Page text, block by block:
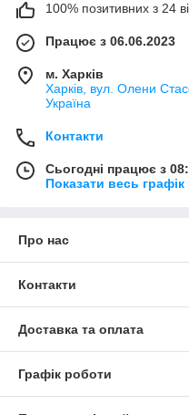
100% позитивних з 24
Працює з 06.06.2023
м. Харків
Харків, вул. Олени
Україна
Контакти
Сьогодні працює з
Показати весь
Про нас
Контакти
Доставка та оплата
Графік роботи